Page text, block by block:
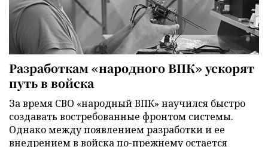
Разработкам «народного ВПК» ускорят
путь в войска
За время СВО «народный ВПК» научился быстро
создавать востребованные фронтом системы.
Однако между появлением разработки и ее
внедрением в войска по-прежнему остается